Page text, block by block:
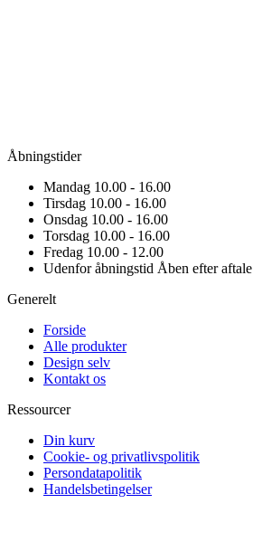
Åbningstider
Mandag 10.00 - 16.00
Tirsdag 10.00 - 16.00
Onsdag 10.00 - 16.00
Torsdag 10.00 - 16.00
Fredag 10.00 - 12.00
Udenfor åbningstid Åben efter aftale
Generelt
Forside
Alle produkter
Design selv
Kontakt os
Ressourcer
Din kurv
Cookie- og privatlivspolitik
Persondatapolitik
Handelsbetingelser